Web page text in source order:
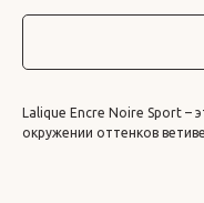
Lalique Encre Noire Sport –
окружении оттенков